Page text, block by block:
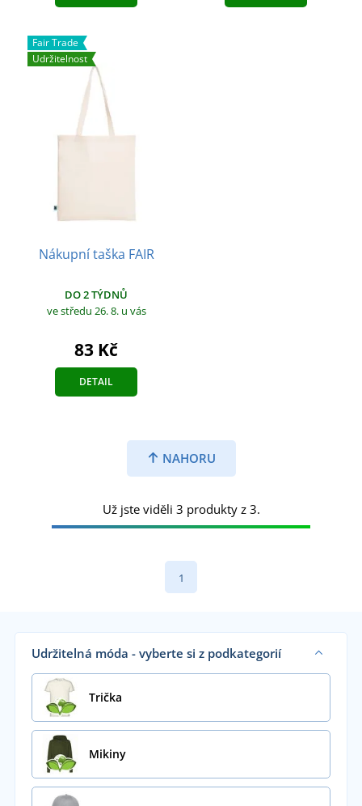
Fair Trade
Udržitelnost
Nákupní taška FAIR
DO 2 TÝDNŮ
ve středu 26. 8. u vás
83 Kč
DETAIL
NAHORU
Už jste viděli 3 produkty z 3.
1
Udržitelná móda - vyberte si z podkategorií
Trička
Mikiny